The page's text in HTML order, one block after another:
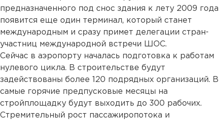
предназначенного под снос здания к лету 2009 года
появится еще один терминал, который станет
международным и сразу примет делегации стран-
участниц международной встречи ШОС.
Сейчас в аэропорту началась подготовка к работам
нулевого цикла. В строительстве будут
задействованы более 120 подрядных организаций. В
самые горячие предпусковые месяцы на
стройплощадку будут выходить до 300 рабочих.
Стремительный рост пассажиропотока и